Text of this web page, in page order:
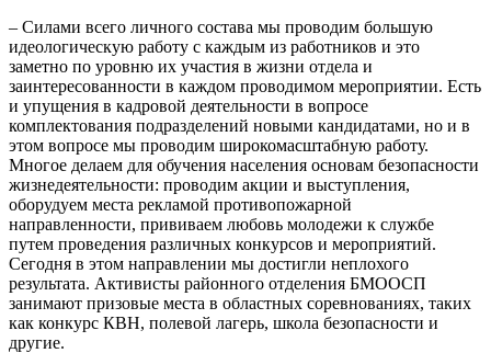
– Силами всего личного состава мы проводим большую
идеологическую работу с каждым из работников и это
заметно по уровню их участия в жизни отдела и
заинтересованности в каждом проводимом мероприятии. Есть
и упущения в кадровой деятельности в вопросе
комплектования подразделений новыми кандидатами, но и в
этом вопросе мы проводим широкомасштабную работу.
Многое делаем для обучения населения основам безопасности
жизнедеятельности: проводим акции и выступления,
оборудуем места рекламой противопожарной
направленности, прививаем любовь молодежи к службе
путем проведения различных конкурсов и мероприятий.
Сегодня в этом направлении мы достигли неплохого
результата. Активисты районного отделения БМООСП
занимают призовые места в областных соревнованиях, таких
как конкурс КВН, полевой лагерь, школа безопасности и
другие.